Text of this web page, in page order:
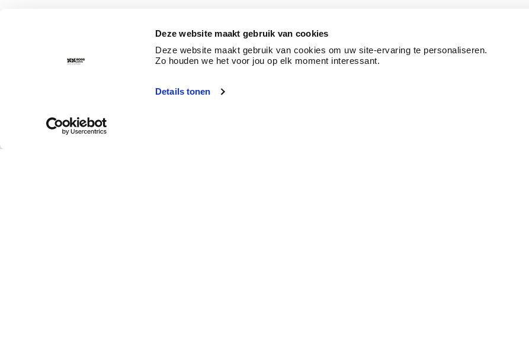
Deze website maakt gebruik van cookies
Deze website maakt gebruik van cookies om uw site-ervaring te personaliseren.
Zo houden we het voor jou op elk moment interessant.
Details tonen